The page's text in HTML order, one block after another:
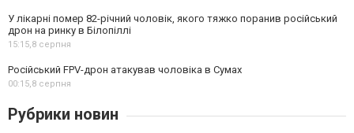
У лікарні помер 82-річний чоловік, якого тяжко поранив російський
дрон на ринку в Білопіллі
15:15,8 серпня
Російський FPV-дрон атакував чоловіка в Сумах
00:15,8 серпня
Рубрики новин